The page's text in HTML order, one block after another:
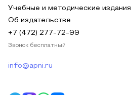
Учебные и методические издания
Об издательстве
+7 (472) 277-72-99
Звонок бесплатный
info@apni.ru